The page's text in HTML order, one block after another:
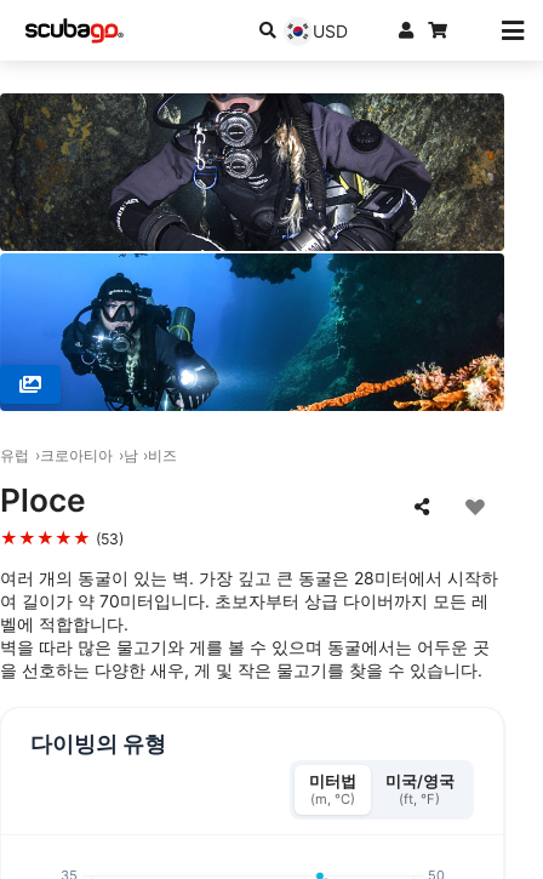
USD
유럽 크로아티아 남 비즈
Ploce
★★★★★ (53)
여러 개의 동굴이 있는 벽. 가장 깊고 큰 동굴은 28미터에서 시작하
여 길이가 약 70미터입니다. 초보자부터 상급 다이버까지 모든 레
벨에 적합합니다.
벽을 따라 많은 물고기와 게를 볼 수 있으며 동굴에서는 어두운 곳
을 선호하는 다양한 새우, 게 및 작은 물고기를 찾을 수 있습니다.
다이빙의 유형
미터법
(m, °C)
미국/영국
(ft, °F)